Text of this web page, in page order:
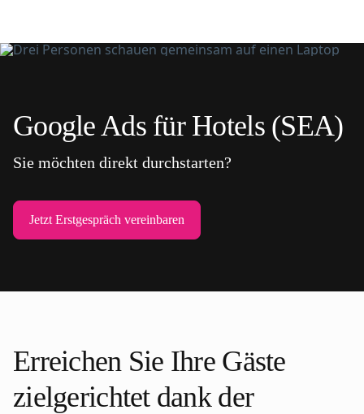
Google Ads für Hotels (SEA)
Sie möchten direkt durchstarten?
Jetzt Erstgespräch vereinbaren
Erreichen Sie Ihre Gäste
zielgerichtet dank der